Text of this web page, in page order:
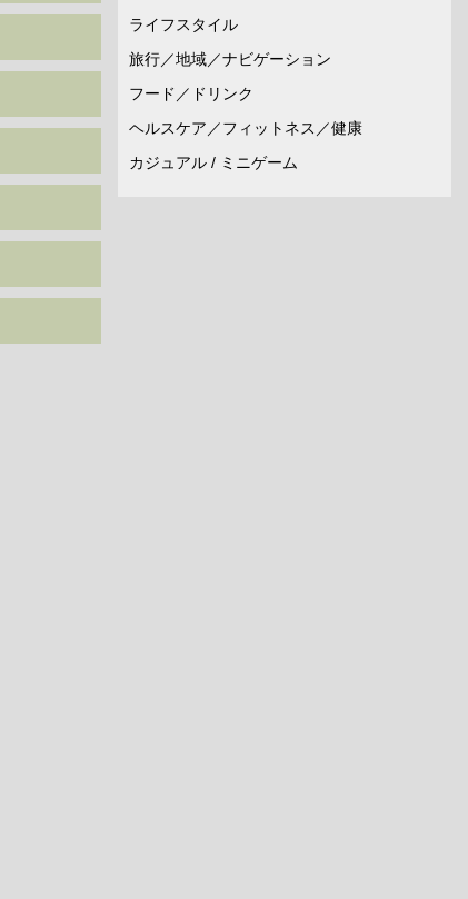
ライフスタイル
旅行／地域／ナビゲーション
フード／ドリンク
ヘルスケア／フィットネス／健康
カジュアル / ミニゲーム